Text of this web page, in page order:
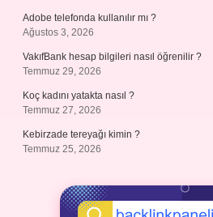
Adobe telefonda kullanılır mı ?
Ağustos 3, 2026
VakıfBank hesap bilgileri nasıl öğrenilir ?
Temmuz 29, 2026
Koç kadını yatakta nasıl ?
Temmuz 27, 2026
Kebirzade tereyağı kimin ?
Temmuz 25, 2026